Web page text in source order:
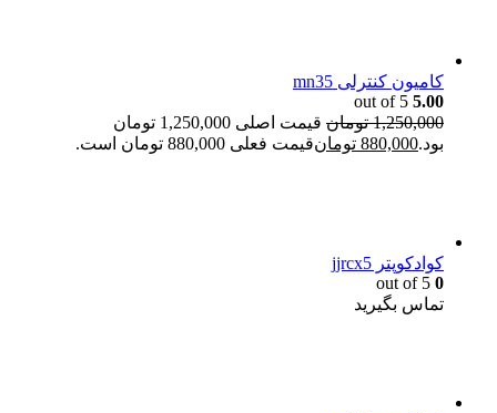
کامیون کنترلی mn35
5.00
1,250,000 تومان
قیمت اصلی 1,250,000 تومان
بود.880,000 تومانقیمت فعلی 880,000 تومان است.
کوادکوپتر jjrcx5
0
تماس بگیرید